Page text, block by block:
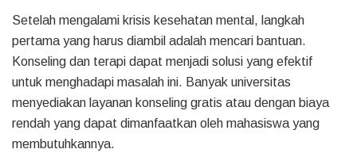
Setelah mengalami krisis kesehatan mental, langkah
pertama yang harus diambil adalah mencari bantuan.
Konseling dan terapi dapat menjadi solusi yang efektif
untuk menghadapi masalah ini. Banyak universitas
menyediakan layanan konseling gratis atau dengan biaya
rendah yang dapat dimanfaatkan oleh mahasiswa yang
membutuhkannya.